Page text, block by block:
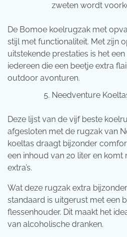
zweten wordt
De Bomoe koelrugzak met
stijl met functionaliteit. Met zijn
uitstekende prestaties is het
iedereen die een beetje extra
outdoor avonturen.
Needventure
Deze lijst van de vijf beste
afgesloten met de rugzak van
koeltas draagt bijzonder
een inhoud van 20 liter en komt
extra’s.
Wat deze rugzak extra
standaard is uitgerust met een
flessenhouder. Dit maakt het
van alcoholische dranken.